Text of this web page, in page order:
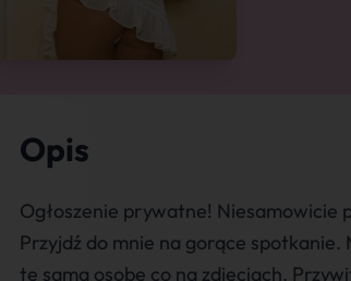
Opis
Ogłoszenie prywatne! Niesamowicie
Przyjdź do mnie na gorące spotkanie.
tę samą osobę co na zdjęciach.